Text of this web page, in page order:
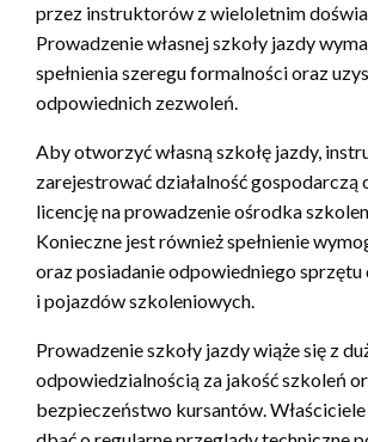
przez instruktorów z wieloletnim
Prowadzenie własnej szkoły jazdy
spełnienia szeregu formalności oraz
odpowiednich zezwoleń.
Aby otworzyć własną szkołę jazdy,
zarejestrować działalność gospodarczą
licencję na prowadzenie ośrodka
Konieczne jest również spełnienie
oraz posiadanie odpowiedniego
i pojazdów szkoleniowych.
Prowadzenie szkoły jazdy wiąże się z
odpowiedzialnością za jakość szkoleń
bezpieczeństwo kursantów. Właściciele